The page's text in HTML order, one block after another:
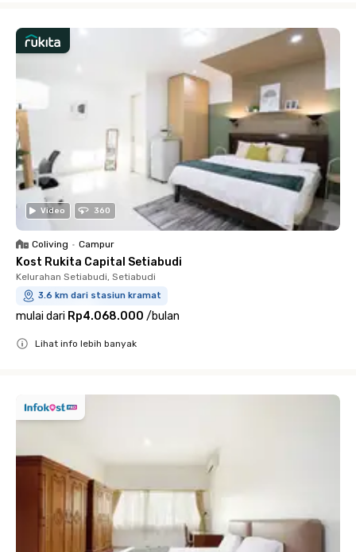
Video 360
Coliving • Campur
Kost Rukita Capital Setiabudi
Kelurahan Setiabudi, Setiabudi
3.6 km dari stasiun kramat
mulai dari Rp4.068.000 /bulan
Lihat info lebih banyak